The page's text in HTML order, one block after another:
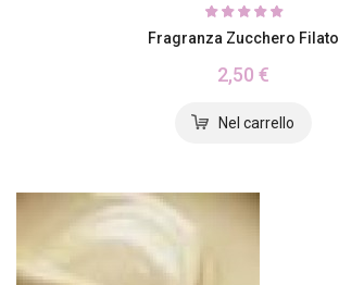
Fragranza Zucchero Filato
2,50 €